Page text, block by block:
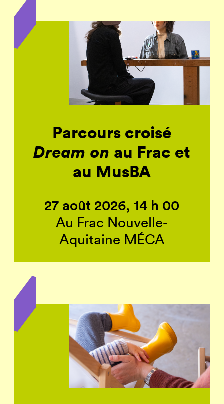
Parcours croisé
Dream on au Frac et
au MusBA
27 août 2026, 14 h 00
Au Frac Nouvelle-
Aquitaine MÉCA